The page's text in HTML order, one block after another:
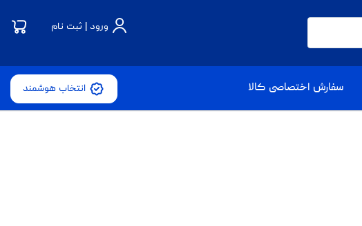
ورود | ثبت نام
سفارش اختصاصی کالا انتخاب هوشمند